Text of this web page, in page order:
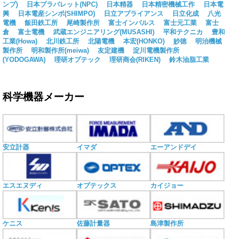
ンプ)
日本プラパレット(NPC) 日本精器 日本精密機械工作
日本電
興
日本電産シンポ(SHIMPO) 日立アプライアンス 日立化成
八光
電機
飯田鉄工所 尾崎製作所 富士インパルス 富士元工業
富士
倉
富士電機 武蔵エンジニアリング(MUSASHI) 平和テクニカ
豊和
工業(Howa)
北川鉄工所 北陽電機 本宏(HONKO) 妙徳
明治機械
製作所
明和製作所(meiwa) 友定建機
淀川電機製作所
(YODOGAWA)
理研オプテック 理研商会(RIKEN) 鈴木油脂工業
科学機器メーカー
安立計器 イマダ エーアンドデイ
エスエヌディ オプテックス カイジョー
ケニス 佐藤計量器 島津製作所